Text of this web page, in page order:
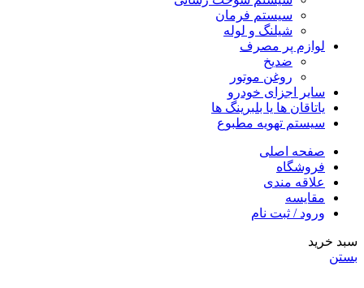
سیستم فرمان
شیلنگ و لوله
لوازم پر مصرف
ضدیخ
روغن موتور
سایر اجزای خودرو
یاتاقان ها یا بلبرینگ ها
سیستم تهویه مطبوع
صفحه اصلی
فروشگاه
علاقه مندی
مقایسه
ورود / ثبت نام
سبد خرید
بستن